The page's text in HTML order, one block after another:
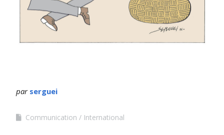
par serguei
Communication International